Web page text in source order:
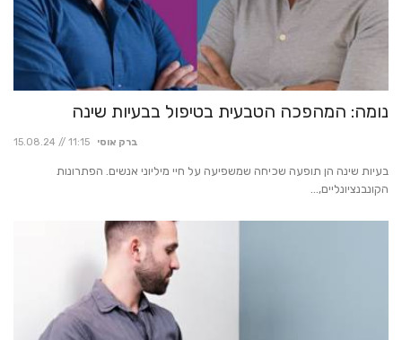
נומה: המהפכה הטבעית בטיפול בבעיות שינה
15.08.24 // 11:15 ברק אוסי
בעיות שינה הן תופעה שכיחה שמשפיעה על חיי מיליוני אנשים. הפתרונות
הקונבנציונליים,...